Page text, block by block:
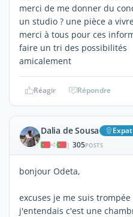
merci de me donner du
un studio ? une pièce a
merci à tous pour ces
faire un tri des possibilités
amicalement
Réagir Répondre
Dalia de Sousa
| 305POSTS
bonjour Odeta,
excuses je me suis
j'entendais c'est une